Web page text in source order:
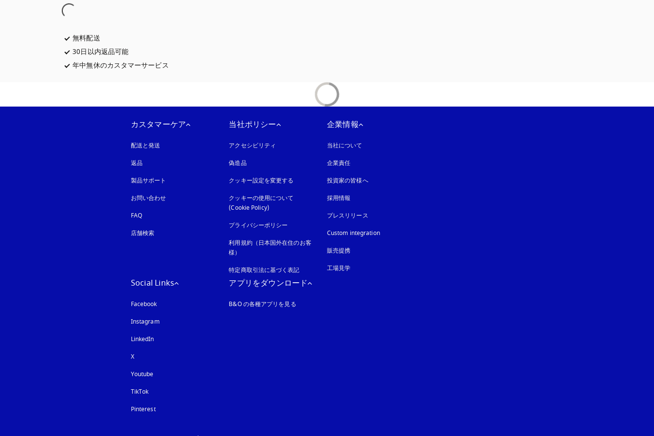
無料配送
30日以内返品可能
年中無休のカスタマーサービス
カスタマーケア
配送と発送
返品
製品サポート
お問い合わせ
FAQ
店舗検索
当社ポリシー
アクセシビリティ
新しいタブに表示されます
偽造品新しいタブに表示されます
クッキー設定を変更する
クッキーの使用について
(Cookie Policy)新しいタブに表示されます
プライバシーポリシー
利用規約（日本国外在住のお客
様）
特定商取引法に基づく表記 新しいタブに表示されます
企業情報
当社について
企業責任
投資家の皆様へ
採用情報
プレスリリース
Custom integration
販売提携
工場見学
Social Links
Facebook
Instagram新しいタブに表示されます
LinkedIn
X
Youtube
TikTok
Pinterest
アプリをダウンロード
B&O の各種アプリを見る